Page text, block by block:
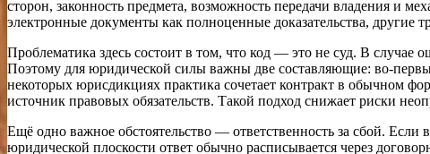
сторон, законность предмета, возможность передачи владения и
электронные документы как полноценные доказательства, другие
Проблематика здесь состоит в том, что код — это не суд. В
Поэтому для юридической силы важны две составляющие:
некоторых юрисдикциях практика сочетает контракт в обычном
источник правовых обязательств. Такой подход снижает риски
Ещё одно важное обстоятельство — ответственность за сбой. Если
юридической плоскости ответ обычно расписывается через